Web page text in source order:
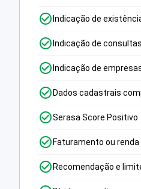
Indicação de
Indicação de
Indicação de
Dados cadastrais
Serasa Score Positivo
Faturamento ou
Recomendação e